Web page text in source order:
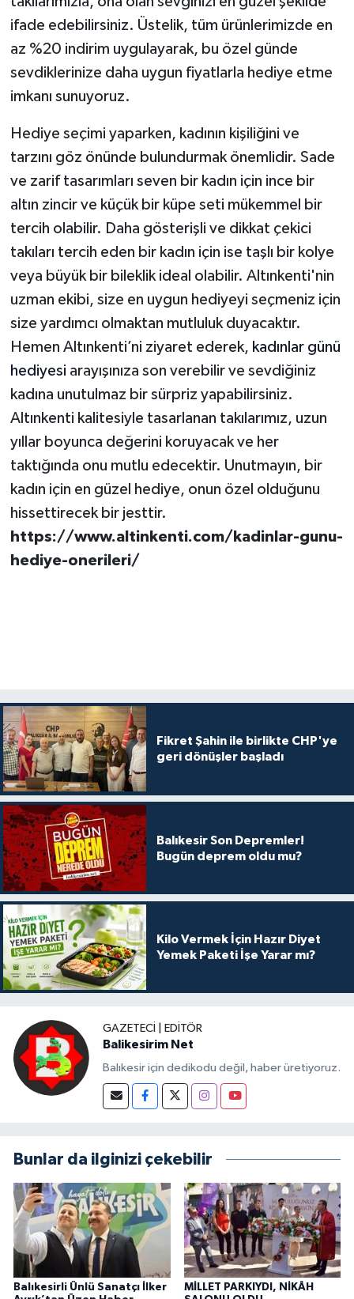
ifade edebilirsiniz. Üstelik, tüm ürünlerimizde en
az %20 indirim uygulayarak, bu özel günde
sevdiklerinize daha uygun fiyatlarla hediye etme
imkanı sunuyoruz.
Hediye seçimi yaparken, kadının kişiliğini ve
tarzını göz önünde bulundurmak önemlidir. Sade
ve zarif tasarımları seven bir kadın için ince bir
altın zincir ve küçük bir küpe seti mükemmel bir
tercih olabilir. Daha gösterişli ve dikkat çekici
takıları tercih eden bir kadın için ise taşlı bir kolye
veya büyük bir bileklik ideal olabilir. Altınkenti'nin
uzman ekibi, size en uygun hediyeyi seçmeniz için
size yardımcı olmaktan mutluluk duyacaktır.
Hemen Altınkenti’ni ziyaret ederek, kadınlar günü
hediyesi arayışınıza son verebilir ve sevdiğiniz
kadına unutulmaz bir sürpriz yapabilirsiniz.
Altınkenti kalitesiyle tasarlanan takılarımız, uzun
yıllar boyunca değerini koruyacak ve her
taktığında onu mutlu edecektir. Unutmayın, bir
kadın için en güzel hediye, onun özel olduğunu
hissettirecek bir jesttir.
https://www.altinkenti.com/kadinlar-gunu-
hediye-onerileri/
Fikret Şahin ile birlikte CHP'ye
geri dönüşler başladı
Balıkesir Son Depremler!
Bugün deprem oldu mu?
Kilo Vermek İçin Hazır Diyet
Yemek Paketi İşe Yarar mı?
GAZETECI | EDITÖR
Balikesirim Net
Balıkesir için dedikodu değil, haber üretiyoruz.
Bunlar da ilginizi çekebilir
Balıkesirli Ünlü Sanatçı İlker
MİLLET PARKIYDI, NİKÂH